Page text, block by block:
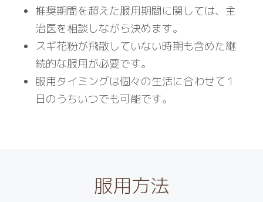
推奨期間を超えた服用期間に関しては、主
治医を相談しながら決めます。
スギ花粉が飛散していない時期も含めた継
続的な服用が必要です。
服用タイミングは個々の生活に合わせて１
日のうちいつでも可能です。
服用方法